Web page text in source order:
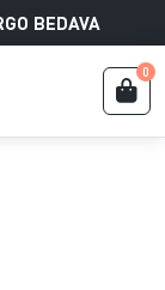
BEDAVA
0